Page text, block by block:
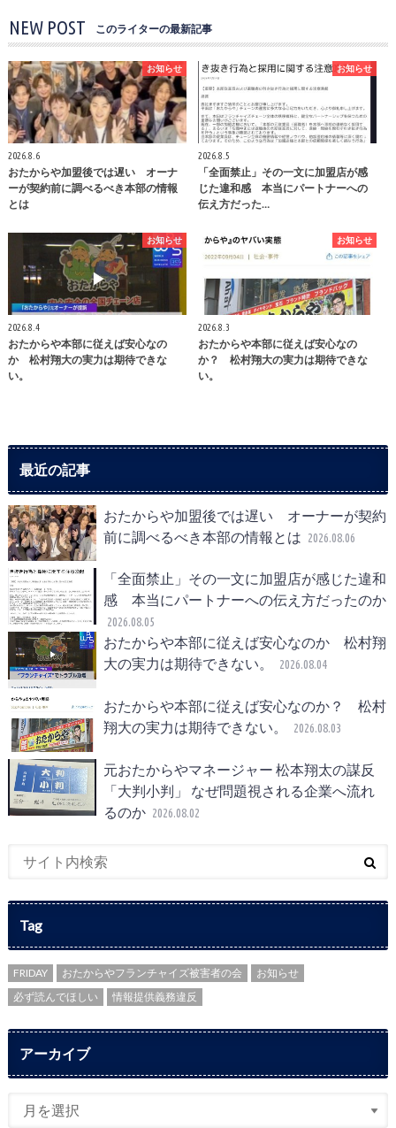
NEW POST このライターの最新記事
お知らせ
2026.8.6
おたからや加盟後では遅い オーナ
ーが契約前に調べるべき本部の情報
とは
お知らせ
2026.8.5
「全面禁止」その一文に加盟店が感
じた違和感 本当にパートナーへの
伝え方だった…
お知らせ
2026.8.4
おたからや本部に従えば安心なの
か 松村翔大の実力は期待できな
い。
お知らせ
2026.8.3
おたからや本部に従えば安心なの
か？ 松村翔大の実力は期待できな
い。
最近の記事
おたからや加盟後では遅い オーナーが契約
前に調べるべき本部の情報とは 2026.08.06
「全面禁止」その一文に加盟店が感じた違和
感 本当にパートナーへの伝え方だったのか
2026.08.05
おたからや本部に従えば安心なのか 松村翔
大の実力は期待できない。
2026.08.04
おたからや本部に従えば安心なのか？ 松村
翔大の実力は期待できない。
2026.08.03
元おたからやマネージャー 松本翔太の謀反
「大判小判」 なぜ問題視される企業へ流れ
るのか 2026.08.02
Tag
FRIDAY おたからやフランチャイズ被害者の会
お知らせ
必ず読んでほしい
情報提供義務違反
アーカイブ